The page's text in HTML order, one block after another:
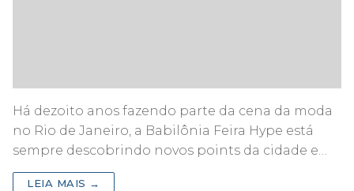
Há dezoito anos fazendo parte da cena da moda
no Rio de Janeiro, a Babilônia Feira Hype está
sempre descobrindo novos points da cidade e…
LEIA MAIS →